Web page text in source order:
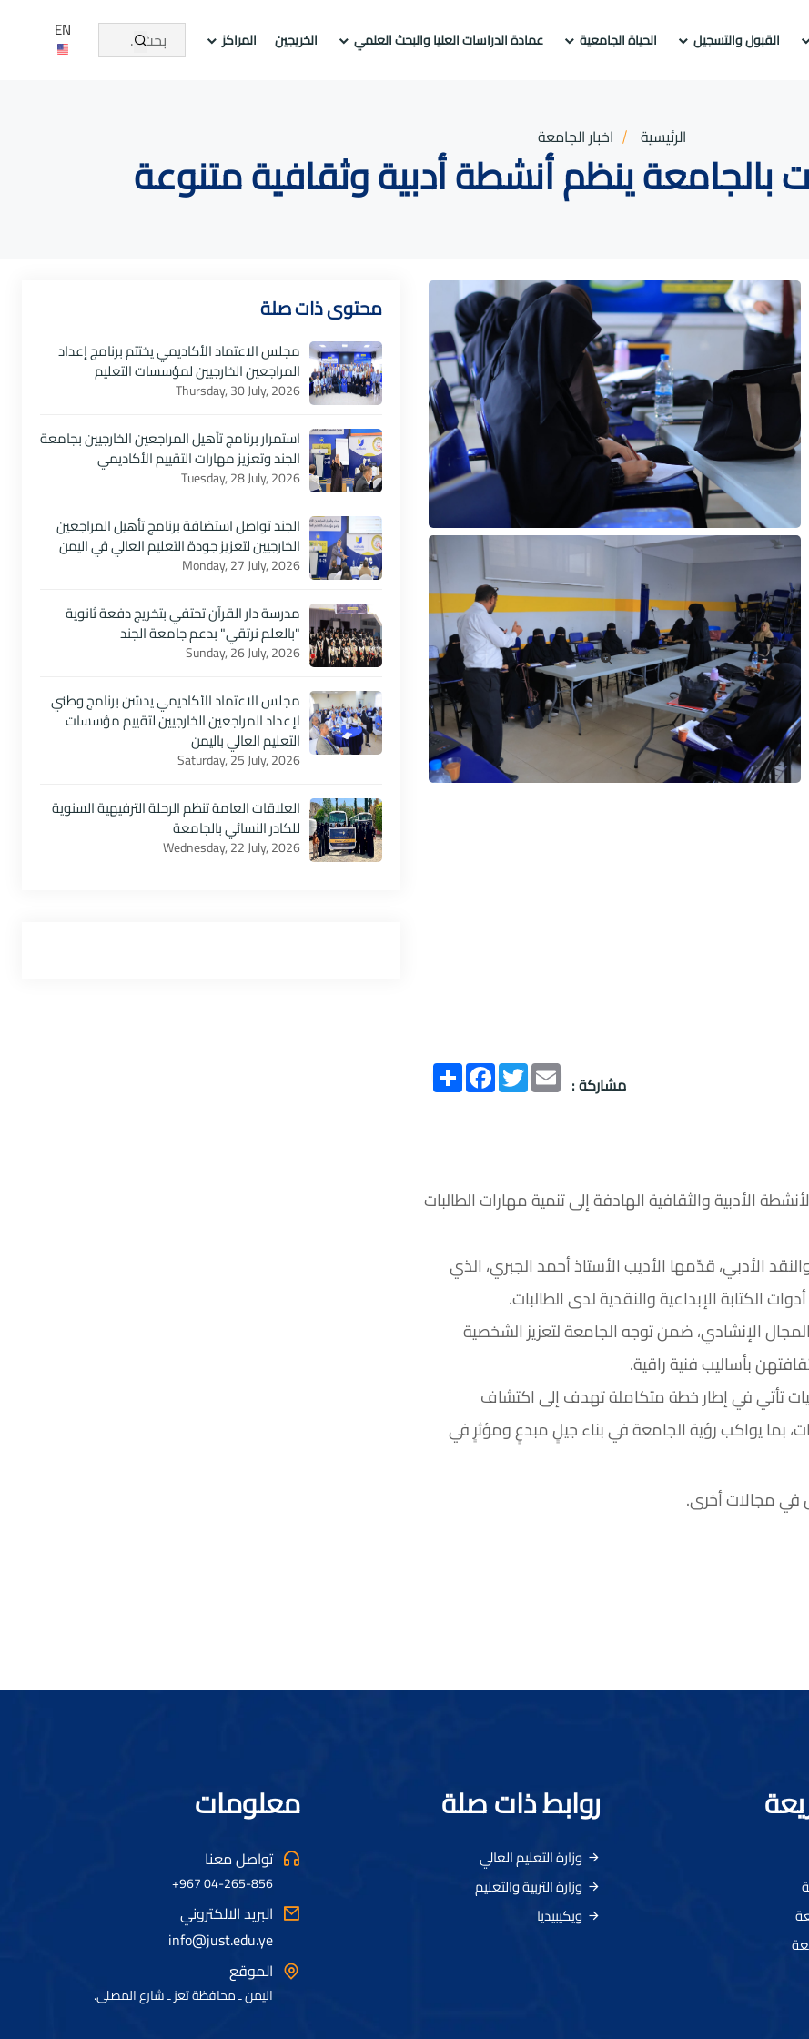
القبول والتسجيل الحياة الجامعية عمادة الدراسات العليا والبحث العلمي الخريجين المراكز EN
الرئيسية اخبار الجامعة
ينظم أنشطة أدبية وثقافية متنوعة
مشاركة : انشر
FacebookTwitter Email
الأدبية والثقافية الهادفة إلى تنمية مهارات الطالبات
الأدبي، قدّمها الأديب الأستاذ أحمد الجبري، الذي
الكتابة الإبداعية والنقدية لدى الطالبات.
الإنشادي، ضمن توجه الجامعة لتعزيز الشخصية
بأساليب فنية راقية.
تأتي في إطار خطة متكاملة تهدف إلى اكتشاف
بما يواكب رؤية الجامعة في بناء جيلٍ مبدعٍ ومؤثرٍ في
في مجالات أخرى.
محتوى ذات صلة
مجلس الاعتماد الأكاديمي يختتم برنامج إعداد
المراجعين الخارجيين لمؤسسات التعليم
Thursday, 30 July, 2026
استمرار برنامج تأهيل المراجعين الخارجيين بجامعة
الجند وتعزيز مهارات التقييم الأكاديمي
Tuesday, 28 July, 2026
الجند تواصل استضافة برنامج تأهيل المراجعين
الخارجيين لتعزيز جودة التعليم العالي في اليمن
Monday, 27 July, 2026
مدرسة دار القرآن تحتفي بتخريج دفعة ثانوية
"بالعلم نرتقي" بدعم جامعة الجند
Sunday, 26 July, 2026
مجلس الاعتماد الأكاديمي يدشن برنامج وطني
لإعداد المراجعين الخارجيين لتقييم مؤسسات
التعليم العالي باليمن
Saturday, 25 July, 2026
العلاقات العامة تنظم الرحلة الترفيهية السنوية
للكادر النسائي بالجامعة
Wednesday, 22 July, 2026
روابط ذات صلة
وزارة التعليم العالي
وزارة التربية والتعليم
ويكيبيديا
معلومات
تواصل معنا
04-265-856 967+
البريد الالكتروني
info@just.edu.ye
الموقع
اليمن ـ محافظة تعز ـ شارع المصلى.